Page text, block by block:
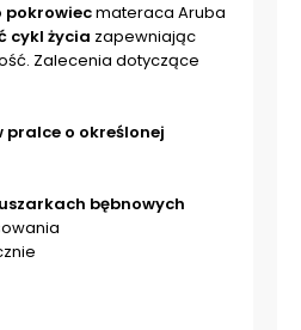
pokrowiecmateraca Aruba
cykl życia zapewniając
Zalecenia dotyczące
pralce o określonej
bębnowych